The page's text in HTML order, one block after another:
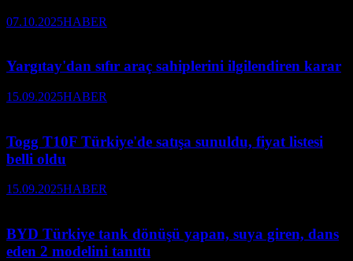
07.10.2025HABER
Yargıtay'dan sıfır araç sahiplerini ilgilendiren karar
15.09.2025HABER
Togg T10F Türkiye'de satışa sunuldu, fiyat listesi
belli oldu
15.09.2025HABER
BYD Türkiye tank dönüşü yapan, suya giren, dans
eden 2 modelini tanıttı